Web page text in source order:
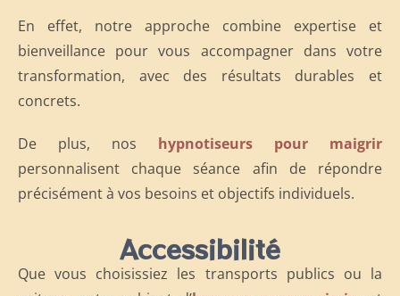
En effet, notre approche combine expertise et
bienveillance pour vous accompagner dans votre
transformation, avec des résultats durables et
concrets.
De plus, nos hypnotiseurs pour maigrir
personnalisent chaque séance afin de répondre
précisément à vos besoins et objectifs individuels.
Accessibilité
Que vous choisissiez les transports publics ou la